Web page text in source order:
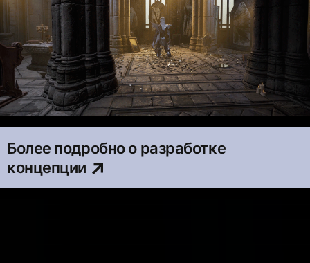
Более подробно о разработке
концепции